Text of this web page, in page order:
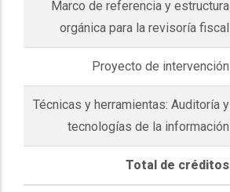
Marco de referencia y estructura
orgánica para la revisoría fiscal
Proyecto de intervención
Técnicas y herramientas: Auditoría y
tecnologías de la información
Total de créditos